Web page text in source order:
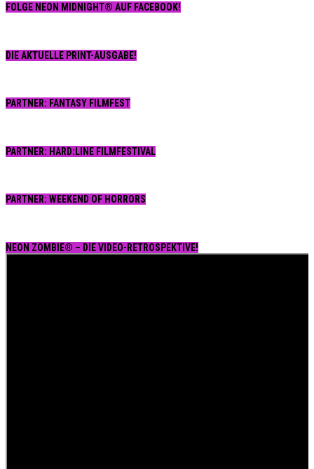
FOLGE NEON MIDNIGHT® AUF FACEBOOK!
DIE AKTUELLE PRINT-AUSGABE!
PARTNER: FANTASY FILMFEST
PARTNER: HARD:LINE FILMFESTIVAL
PARTNER: WEEKEND OF HORRORS
NEON ZOMBIE® – DIE VIDEO-RETROSPEKTIVE!